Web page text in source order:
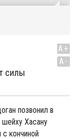
силы
A+
A-
позвонил в
Хасану
кончиной